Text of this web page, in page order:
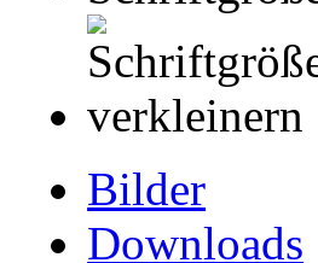
Bilder
Downloads